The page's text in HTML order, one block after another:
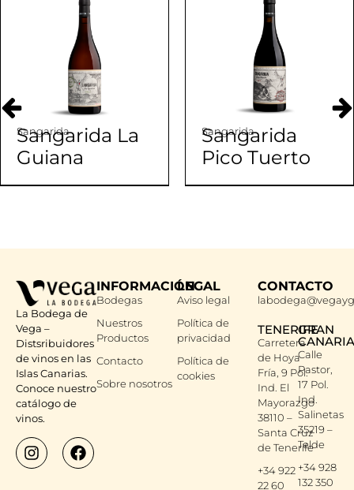
Sangarida
Sangarida La
Guiana
Sangarida
Sangarida
Pico Tuerto
La Bodega de
Vega –
Distsribuidores
de vinos en las
Islas Canarias.
Conoce nuestro
catálogo de
vinos.
INFORMACIÓN
Bodegas
Nuestros
Productos
Contacto
Sobre nosotros
LEGAL
Aviso legal
Política de
privacidad
Política de
cookies
CONTACTO
TENERIFE
Carretera
de Hoya
Fría, 9 Pol.
Ind. El
Mayorazgo
38110 –
Santa Cruz
de Tenerife
+34 922
22 60
GRAN
CANARIA
Calle
Pastor,
17 Pol.
Ind.
Salinetas
35219 –
Telde
+34 928
132 350